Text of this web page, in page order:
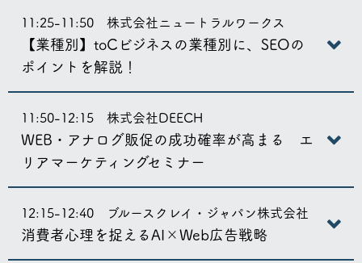
11:25-11:50 株式会社ニュートラルワークス
【業種別】toCビジネスの業種別に、SEOの
ポイントを解説！
11:50-12:15 株式会社DEECH
WEB・アナログ販促の成功確率が高まる エ
リアマーケティングセミナー
12:15-12:40 ブルースクレイ・ジャパン株式会社
消費者心理を捉えるAI×Web広告戦略